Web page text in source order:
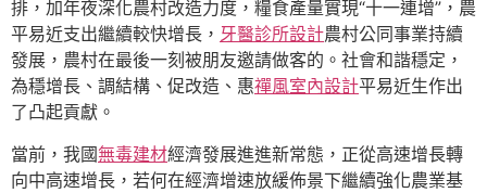
排，加年夜深化農村改造力度，糧食產量實現“十一連增”，農
平易近支出繼續較快增長， 牙醫診所設計農村公同事業持續
發展，農村在最後一刻被朋友邀請做客的。社會和諧穩定，
為穩增長、調結構、促改造、惠禪風室內設計平易近生作出
了凸起貢獻。
當前，我國無毒建材經濟發展進進新常態，正從高速增長轉
向中高速增長，若何在經濟增速放緩佈景下繼續強化農業基